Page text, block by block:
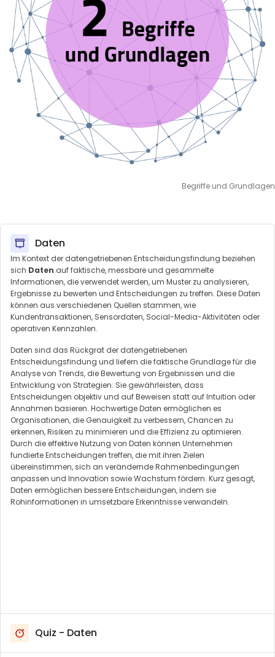
Begriffe und Grundlagen
Daten
Im Kontext der datengetriebenen Entscheidungsfindung beziehen
sich Daten auf faktische, messbare und gesammelte
Informationen, die verwendet werden, um Muster zu analysieren,
Ergebnisse zu bewerten und Entscheidungen zu treffen. Diese Daten
können aus verschiedenen Quellen stammen, wie
Kundentransaktionen, Sensordaten, Social-Media-Aktivitäten oder
operativen Kennzahlen.
Daten sind das Rückgrat der datengetriebenen
Entscheidungsfindung und liefern die faktische Grundlage für die
Analyse von Trends, die Bewertung von Ergebnissen und die
Entwicklung von Strategien. Sie gewährleisten, dass
Entscheidungen objektiv und auf Beweisen statt auf Intuition oder
Annahmen basieren. Hochwertige Daten ermöglichen es
Organisationen, die Genauigkeit zu verbessern, Chancen zu
erkennen, Risiken zu minimieren und die Effizienz zu optimieren.
Durch die effektive Nutzung von Daten können Unternehmen
fundierte Entscheidungen treffen, die mit ihren Zielen
übereinstimmen, sich an verändernde Rahmenbedingungen
anpassen und Innovation sowie Wachstum fördern. Kurz gesagt,
Daten ermöglichen bessere Entscheidungen, indem sie
Rohinformationen in umsetzbare Erkenntnisse verwandeln.
Quiz - Daten